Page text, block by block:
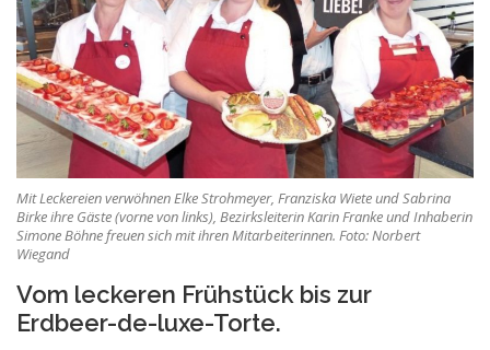
f
o
n
z
e
.
o
n
t
s
i
z
e
e
e
f
n
t
s
z
e
Mit Leckereien verwöhnen Elke Strohmeyer, Franziska Wiete und Sabrina
Birke ihre Gäste (vorne von links), Bezirksleiterin Karin Franke und Inhaberin
Simone Böhne freuen sich mit ihren Mitarbeiterinnen. Foto: Norbert
Wiegand
Vom leckeren Frühstück bis zur
Erdbeer-de-luxe-Torte.